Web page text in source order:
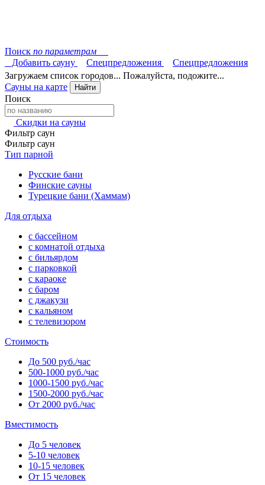
Поиск по параметрам
Добавить сауну
Спецпредложения
Спецпредложения
Загружаем список городов... Пожалуйста, подожите...
Сауны на карте
Найти
Поиск
Скидки на сауны
Фильтр саун
Фильтр саун
Тип парной
Русские бани
Финские сауны
Турецкие бани (Хаммам)
Для отдыха
с бассейном
с комнатой отдыха
с бильярдом
с парковкой
с караоке
с баром
с джакузи
с кальяном
с телевизором
Стоимость
До 500 руб./час
500-1000 руб./час
1000-1500 руб./час
1500-2000 руб./час
От 2000 руб./час
Вместимость
До 5 человек
5-10 человек
10-15 человек
От 15 человек